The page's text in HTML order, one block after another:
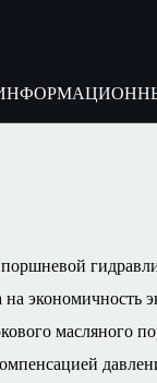
экономичность
масляного